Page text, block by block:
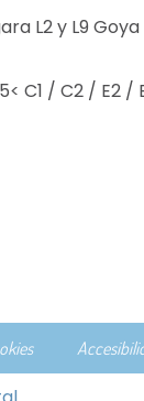
L2 y L9 Goya
C1 / C2 / E2 /